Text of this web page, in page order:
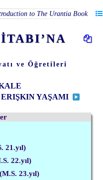
to The Urantia Book
ve Öğretileri
YAŞAMI
21.yıl)
22.yıl)
23.yıl)